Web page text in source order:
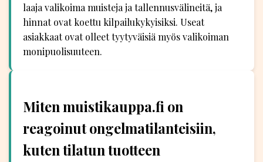
laaja valikoima muisteja ja tallennusvälineitä, ja
hinnat ovat koettu kilpailukykyisiksi. Useat
asiakkaat ovat olleet tyytyväisiä myös valikoiman
monipuolisuuteen.
Miten muistikauppa.fi on
reagoinut ongelmatilanteisiin,
kuten tilatun tuotteen